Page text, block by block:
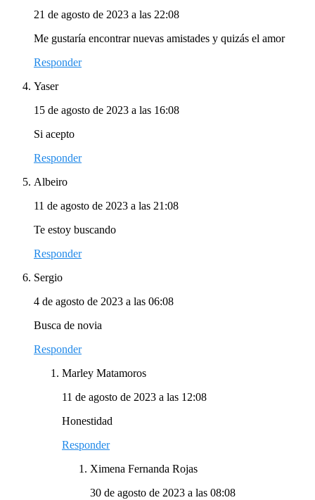
21 de agosto de 2023 a las 22:08
Me gustaría encontrar nuevas amistades y quizás el amor
Responder
Yaser
15 de agosto de 2023 a las 16:08
Si acepto
Responder
Albeiro
11 de agosto de 2023 a las 21:08
Te estoy buscando
Responder
Sergio
4 de agosto de 2023 a las 06:08
Busca de novia
Responder
Marley Matamoros
11 de agosto de 2023 a las 12:08
Honestidad
Responder
Ximena Fernanda Rojas
30 de agosto de 2023 a las 08:08